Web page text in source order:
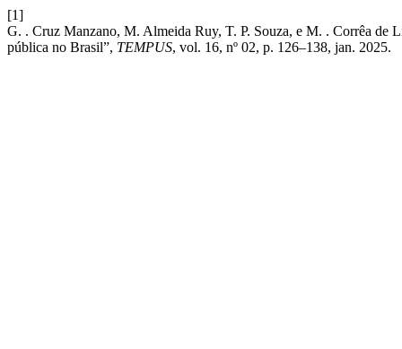
[1]
G. . Cruz Manzano, M. Almeida Ruy, T. P. Souza, e M. . Corrêa de
pública no Brasil”, TEMPUS, vol. 16, nº 02, p. 126–138, jan. 2025.